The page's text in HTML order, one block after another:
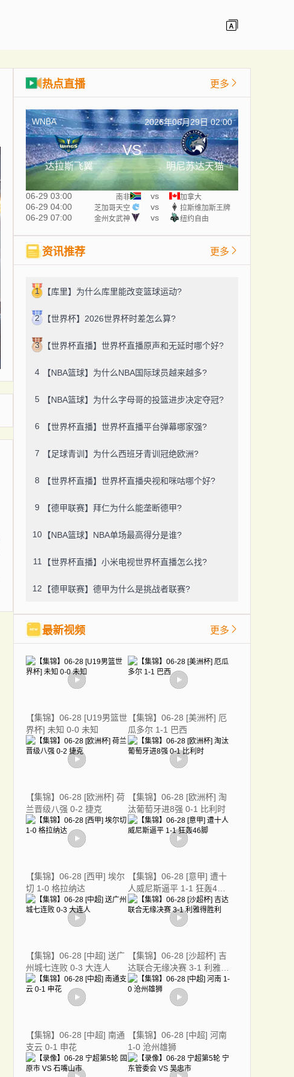
热点直播 更多
WNBA 2026年06月29日 02:00
达拉斯飞翼
VS
明尼苏达天猫
06-29 03:00 南非 vs 加拿大
06-29 04:00 芝加哥天空 vs 拉斯维加斯王牌
06-29 07:00 金州女武神 vs 纽约自由
资讯推荐 更多
1 【库里】为什么库里能改变篮球运动?
2 【世界杯】2026世界杯时差怎么算?
3 【世界杯直播】世界杯直播原声和无延时哪个好?
4 【NBA篮球】为什么NBA国际球员越来越多?
5 【NBA篮球】为什么字母哥的投篮进步决定夺冠?
6 【世界杯直播】世界杯直播平台弹幕哪家强?
7 【足球青训】为什么西班牙青训冠绝欧洲?
8 【世界杯直播】世界杯直播央视和咪咕哪个好?
9 【德甲联赛】拜仁为什么能垄断德甲?
10 【NBA篮球】NBA单场最高得分是谁?
11 【世界杯直播】小米电视世界杯直播怎么找?
12 【德甲联赛】德甲为什么是挑战者联赛?
最新视频 更多
【集锦】06-28 [U19男篮世
界杯] 未知 0-0 未知
【集锦】06-28 [美洲杯] 厄
瓜多尔 1-1 巴西
【集锦】06-28 [欧洲杯] 荷
兰晋级八强 0-2 捷克
【集锦】06-28 [欧洲杯] 淘
汰葡萄牙进8强 0-1 比利时
【集锦】06-28 [西甲] 埃尔
切 1-0 格拉纳达
【集锦】06-28 [意甲] 遭十
人威尼斯逼平 1-1 狂轰46
脚
【集锦】06-28 [中超] 送广
州城七连败 0-3 大连人
【集锦】06-28 [沙超杯] 吉
达联合无缘决赛 3-1 利雅得
胜利
【集锦】06-28 [中超] 南通
支云 0-1 申花
【集锦】06-28 [中超] 河南
1-0 沧州雄狮